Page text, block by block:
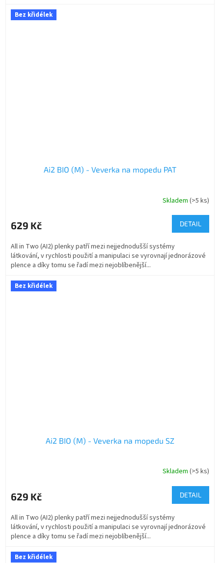
Bez křidélek
Ai2 BIO (M) - Veverka na mopedu PAT
Skladem (>5 ks)
629 Kč DETAIL
All in Two (AI2) plenky patří mezi nejjednodušší systémy
látkování, v rychlosti použití a manipulaci se vyrovnají jednorázové
plence a díky tomu se řadí mezi nejoblíbenější...
Bez křidélek
Ai2 BIO (M) - Veverka na mopedu SZ
Skladem (>5 ks)
629 Kč DETAIL
All in Two (AI2) plenky patří mezi nejjednodušší systémy
látkování, v rychlosti použití a manipulaci se vyrovnají jednorázové
plence a díky tomu se řadí mezi nejoblíbenější...
Bez křidélek